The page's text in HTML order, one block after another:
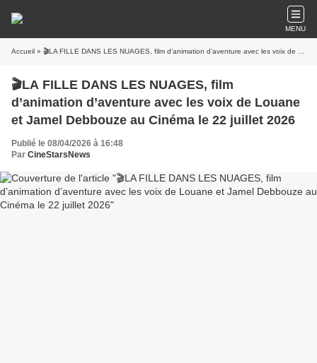
MENU
Accueil » 🎬LA FILLE DANS LES NUAGES, film d’animation d’aventure avec les voix de Louane et Jamel Debbouze au Cinéma le 22 juillet 2026
🎬LA FILLE DANS LES NUAGES, film
d’animation d’aventure avec les voix de Louane
et Jamel Debbouze au Cinéma le 22 juillet 2026
Publié le 08/04/2026 à 16:48
Par CineStarsNews